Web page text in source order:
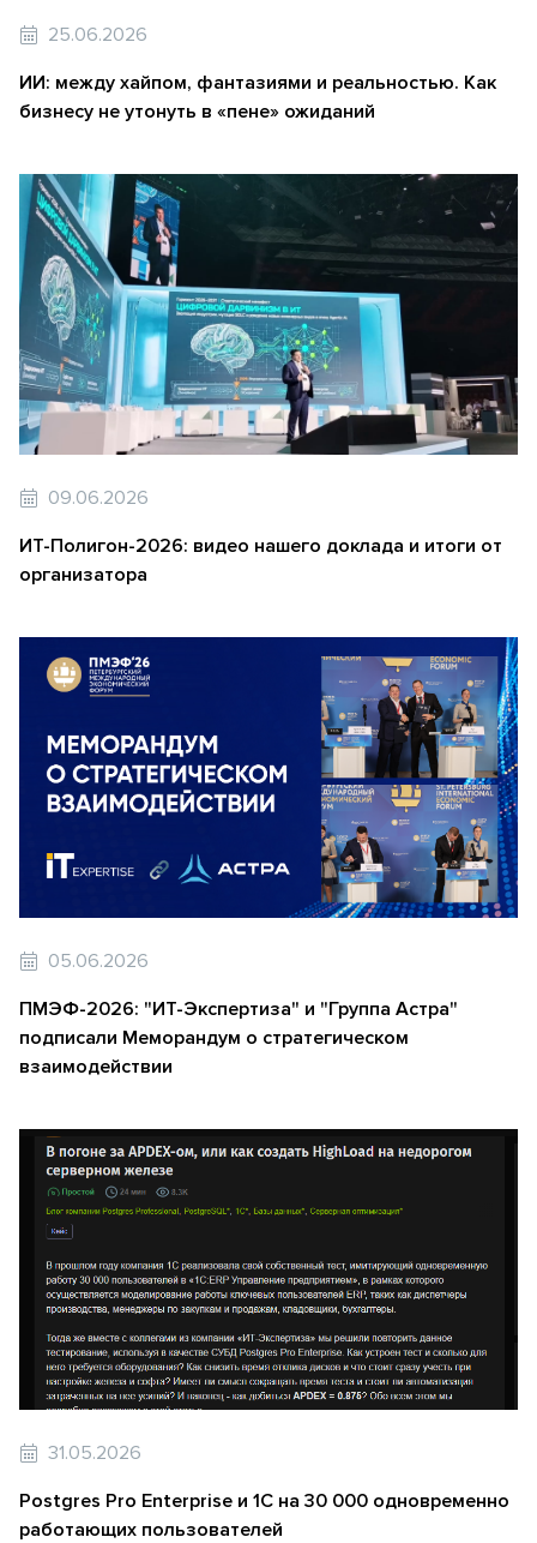
25.06.2026
ИИ: между хайпом, фантазиями и реальностью. Как
бизнесу не утонуть в «пене» ожиданий
09.06.2026
ИТ-Полигон-2026: видео нашего доклада и итоги от
организатора
05.06.2026
ПМЭФ-2026: "ИТ-Экспертиза" и "Группа Астра"
подписали Меморандум о стратегическом
взаимодействии
31.05.2026
Postgres Pro Enterprise и 1С на 30 000 одновременно
работающих пользователей